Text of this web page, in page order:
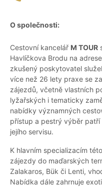
O společnosti:
Cestovní kancelář M TOUR
Havlíčkova Brodu na
zkušený poskytovatel
více než 26 lety praxe se
zájezdů, včetně vlastních
lyžařských i tematicky
nabídky významných
přístup a pestrý výběr
jejího servisu.
K hlavním specializacím
zájezdy do maďarských
Zalakaros, Bük či Lenti,
Nabídka dále zahrnuje